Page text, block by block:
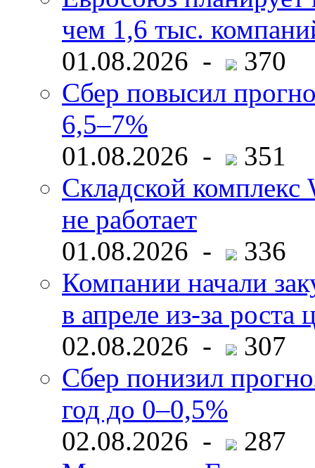
чем 1,6 тыс.
01.08.2026 -
370
Сбер повысил
6,5–7%
01.08.2026 -
351
Складской комплекс
не работает
01.08.2026 -
336
Компании начали
в апреле из-за роста
02.08.2026 -
307
Сбер понизил
год до 0–0,5%
02.08.2026 -
287